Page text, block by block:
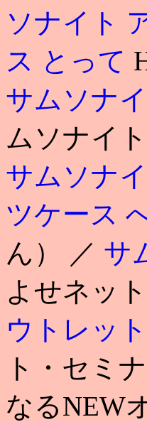
ソナイト
ス とって
サムソナ
ムソナイ
サムソナ
ツケース
ん） ／ サ
よせネッ
ウトレッ
ト・セミ
なるNEW